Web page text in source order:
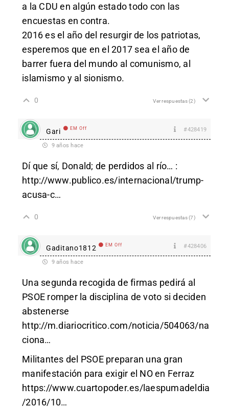
a la CDU en algún estado todo con las
encuestas en contra.
2016 es el año del resurgir de los patriotas,
esperemos que en el 2017 sea el año de
barrer fuera del mundo al comunismo, al
islamismo y al sionismo.
0 Ver respuestas(2)
Gari EM Off #428419
9 años hace
Dí que sí, Donald; de perdidos al río… :
http://www.publico.es/internacional/trump-
acusa-c…
0 Ver respuestas(7)
Gaditano1812 EM Off #428406
9 años hace
Una segunda recogida de firmas pedirá al
PSOE romper la disciplina de voto si deciden
abstenerse
http://m.diariocritico.com/noticia/504063/na
ciona…
Militantes del PSOE preparan una gran
manifestación para exigir el NO en Ferraz
https://www.cuartopoder.es/laespumadeldia
/2016/10…